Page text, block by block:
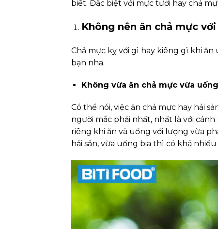
biết. Đặc biệt với mực tươi hay chả
Không nên ăn chả mực
Chả mực kỵ với gì hay kiêng gì khi
bạn nha.
Không vừa ăn chả mực vừa
Có thể nói, việc ăn chả mực hay hải
người mắc phải nhất, nhất là với
riêng khi ăn và uống với lượng vừa
hải sản, vừa uống bia thì có khá